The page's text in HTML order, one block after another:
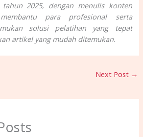
tahun 2025, dengan menulis konten
para profesional serta
solusi pelatihan yang tepat
artikel yang mudah ditemukan.
Next Post →